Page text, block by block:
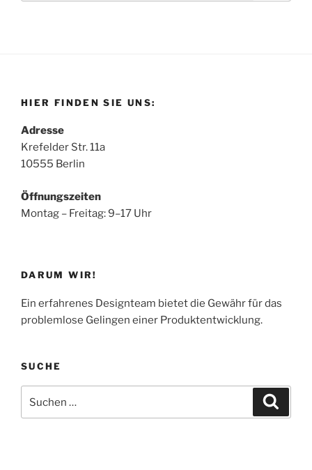
HIER FINDEN SIE UNS:
Adresse
Krefelder Str. 11a
10555 Berlin
Öffnungszeiten
Montag – Freitag: 9–17 Uhr
DARUM WIR!
Ein erfahrenes Designteam bietet die Gewähr für das
problemlose Gelingen einer Produktentwicklung.
SUCHE
nach: